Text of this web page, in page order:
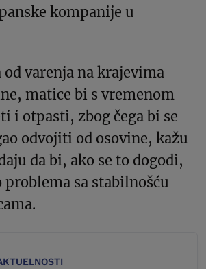
kompanije u
od varenja na krajevima
matice bi s vremenom
i otpasti, zbog čega bi se
odvojiti od osovine, kažu
da bi, ako se to dogodi,
problema sa stabilnošću